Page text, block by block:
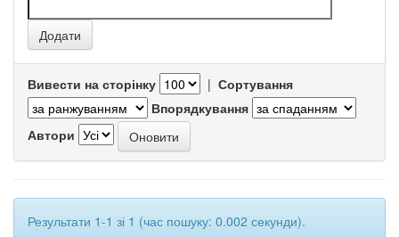
Вивести на сторінку | Сортування
Впорядкування
Автори
Результати 1-1 зі 1 (час пошуку: 0.002 секунди).